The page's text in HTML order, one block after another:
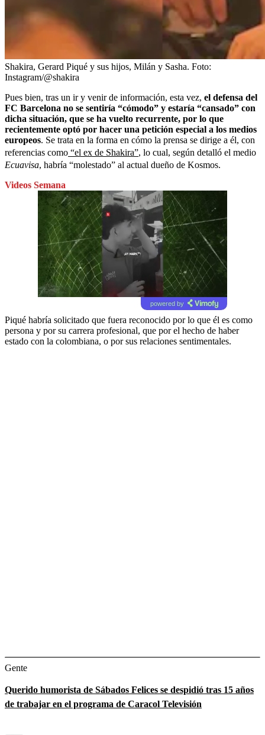
Shakira, Gerard Piqué y sus hijos, Milán y Sasha. Foto:
Instagram/@shakira
Pues bien, tras un ir y venir de información, esta vez, el defensa del
FC Barcelona no se sentiría “cómodo” y estaría “cansado” con
dicha situación, que se ha vuelto recurrente, por lo que
recientemente optó por hacer una petición especial a los medios
europeos. Se trata en la forma en cómo la prensa se dirige a él, con
referencias como “el ex de Shakira”, lo cual, según detalló el medio
Ecuavisa, habría “molestado” al actual dueño de Kosmos.
Videos Semana
powered by
Piqué habría solicitado que fuera reconocido por lo que él es como
persona y por su carrera profesional, que por el hecho de haber
estado con la colombiana, o por sus relaciones sentimentales.
Gente
Querido humorista de Sábados Felices se despidió tras 15 años
de trabajar en el programa de Caracol Televisión